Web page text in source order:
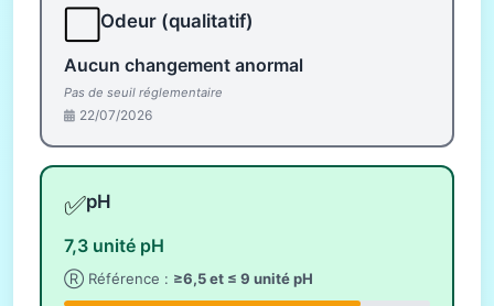
Odeur (qualitatif)
Aucun changement anormal
Pas de seuil réglementaire
22/07/2026
✅pH
7,3 unité pH
Ⓡ Référence : ≥6,5 et ≤ 9 unité pH